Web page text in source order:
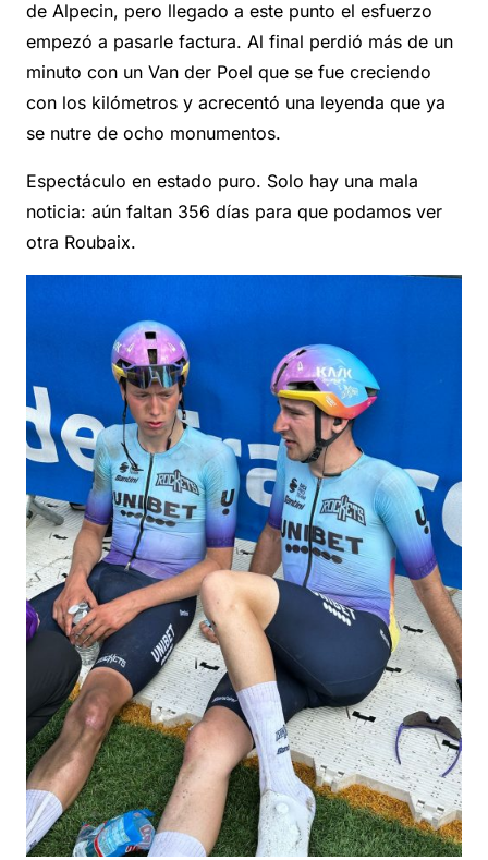
de Alpecin, pero llegado a este punto el esfuerzo
empezó a pasarle factura. Al final perdió más de un
minuto con un Van der Poel que se fue creciendo
con los kilómetros y acrecentó una leyenda que ya
se nutre de ocho monumentos.
Espectáculo en estado puro. Solo hay una mala
noticia: aún faltan 356 días para que podamos ver
otra Roubaix.